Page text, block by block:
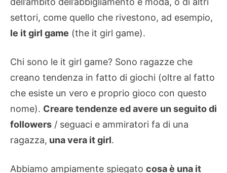
settori, come quello che rivestono, ad esempio,
le it girl game (the it girl game).
Chi sono le it girl game? Sono ragazze che
creano tendenza in fatto di giochi (oltre al fatto
che esiste un vero e proprio gioco con questo
nome). Creare tendenze ed avere un seguito di
followers / seguaci e ammiratori fa di una
ragazza, una vera it girl.
Abbiamo ampiamente spiegato cosa è una it